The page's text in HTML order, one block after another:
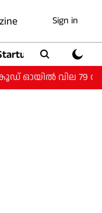
Sign in
ഓയിൽ വില 79